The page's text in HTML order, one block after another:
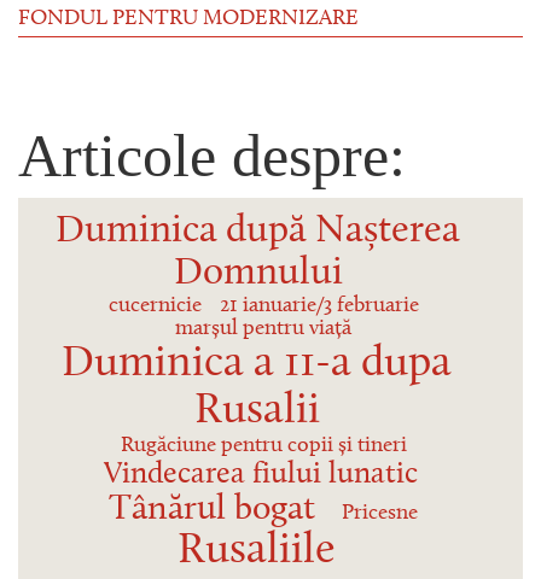
FONDUL PENTRU MODERNIZARE
Articole despre:
Duminica după Nașterea
Domnului
cucernicie
21 ianuarie/3 februarie
marșul pentru viață
Duminica a 11-a dupa
Rusalii
Rugăciune pentru copii și tineri
Vindecarea fiului lunatic
Tânărul bogat Pricesne
Rusaliile